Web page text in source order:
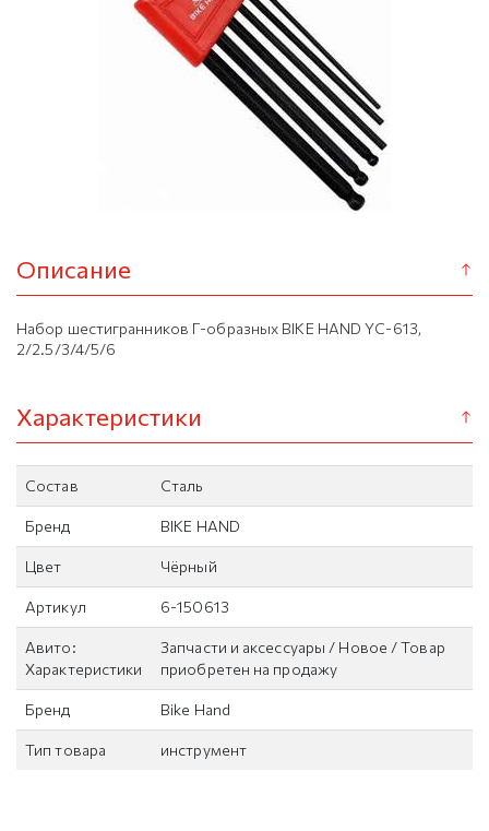
Описание
Набор шестигранников Г-образных BIKE HAND YC-613,
2/2.5/3/4/5/6
Характеристики
Состав Сталь
Бренд BIKE HAND
Цвет Чёрный
Артикул 6-150613
Авито:
Характеристики
Запчасти и аксессуары / Новое / Товар
приобретен на продажу
Бренд Bike Hand
Тип товара инструмент